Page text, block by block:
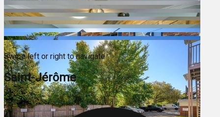
Swipe left or right to navigate
Saint-Jérôme